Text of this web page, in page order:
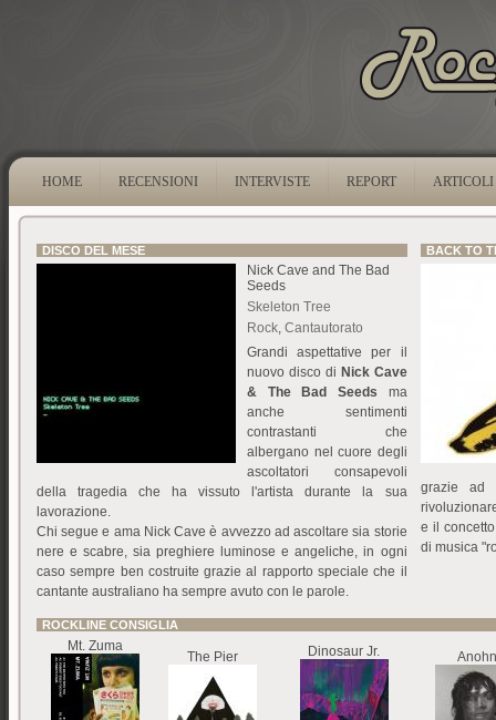
HOME RECENSIONI INTERVISTE REPORT ARTICOLI
DISCO DEL MESE
Nick Cave and The Bad
Seeds
Skeleton Tree
Rock, Cantautorato
Grandi aspettative per il
nuovo disco di Nick Cave
& The Bad Seeds ma
anche sentimenti
contrastanti che
albergano nel cuore degli
ascoltatori consapevoli
della tragedia che ha vissuto l'artista durante la sua
lavorazione.
Chi segue e ama Nick Cave è avvezzo ad ascoltare sia storie
nere e scabre, sia preghiere luminose e angeliche, in ogni
caso sempre ben costruite grazie al rapporto speciale che il
cantante australiano ha sempre avuto con le parole.
BACK TO
grazie ad
e il
di musica
ROCKLINE CONSIGLIA
Mt. Zuma
The Pier Dinosaur Jr.